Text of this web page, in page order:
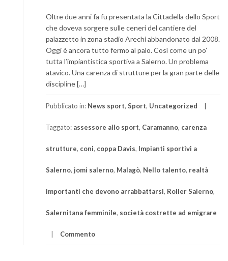
Oltre due anni fa fu presentata la Cittadella dello Sport
che doveva sorgere sulle ceneri del cantiere del
palazzetto in zona stadio Arechi abbandonato dal 2008.
Oggi è ancora tutto fermo al palo. Così come un po’
tutta l’impiantistica sportiva a Salerno. Un problema
atavico. Una carenza di strutture per la gran parte delle
discipline […]
Pubblicato in: News sport, Sport, Uncategorized
Taggato: assessore allo sport, Caramanno, carenza
strutture, coni, coppa Davis, Impianti sportivi a
Salerno, jomi salerno, Malagò, Nello talento, realtà
importanti che devono arrabbattarsi, Roller Salerno,
Salernitana femminile, società costrette ad emigrare
Commento